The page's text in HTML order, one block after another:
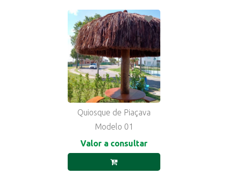
Quiosque de Piaçava
Modelo 01
Valor a consultar